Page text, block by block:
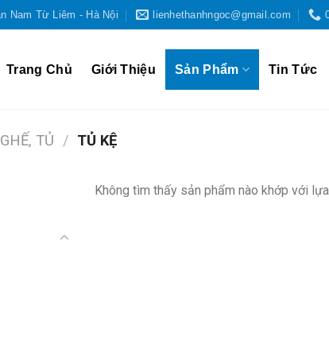
Nam Từ Liêm - Hà Nội lienhethanhngoc@gmail.com
Trang Chủ Giới Thiệu Sản Phẩm Tin Tức
TỦ / TỦ KỆ
Không tìm thấy sản phẩm nào khớp với